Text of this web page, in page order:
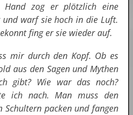
zog er plötzlich eine
und warf sie hoch in die Luft.
fing er sie wieder auf.
mir durch den Kopf. Ob es
aus den Sagen und Mythen
gibt? Wie war das noch?
ich nach. Man muss den
Schultern packen und fangen